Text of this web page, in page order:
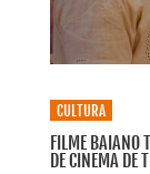
CULTURA
FILME BAIANO
DE CINEMA DE